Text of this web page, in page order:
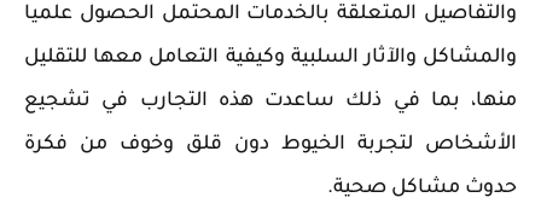
والتفاصيل المتعلقة بالخدمات المحتمل الحصول علميا
والمشاكل والآثار السلبية وكيفية التعامل معها للتقليل
منها، بما في ذلك ساعدت هذه التجارب في تشجيع
الأشخاص لتجربة الخيوط دون قلق وخوف من فكرة
حدوث مشاكل صحية.